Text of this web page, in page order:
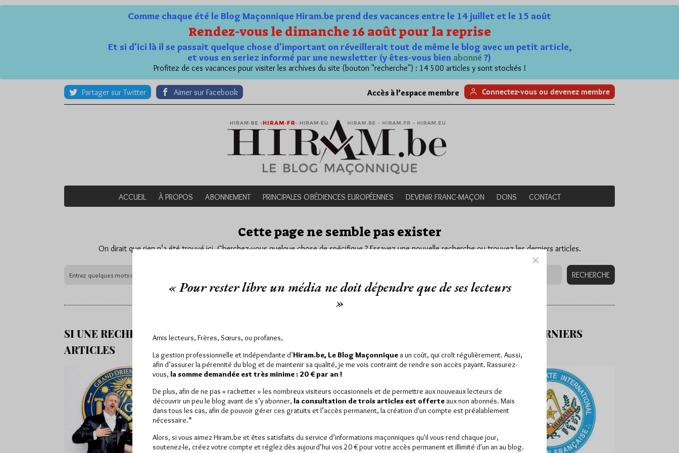
Comme chaque été le Blog Maçonnique Hiram.be prend des vacances entre le 14 juillet et le 15 août
Rendez-vous le dimanche 16 août pour la reprise
Et si d'ici là il se passait quelque chose d'important on réveillerait tout de même le blog avec un petit article,
et vous en seriez informé par une newsletter (y êtes-vous bien abonné ?)
Profitez de ces vacances pour visiter les archives du site (bouton "recherche") : 14 500 articles y sont stockés !
Partager sur Twitter Aimer sur Facebook Accès à l’espace membre Connectez-vous ou devenez membre
ACCUEIL À PROPOS ABONNEMENT PRINCIPALES OBÉDIENCES EUROPÉENNES DEVENIR FRANC-MAÇON DONS CONTACT
Cette page ne semble pas exister
On dirait que rien n’a été trouvé ici. Cherchez-vous quelque chose de spécifique ? Essayez une nouvelle recherche ou trouvez les derniers articles.
SI UNE RECHERCHE NE VOUS FOURNIT PAS LES BONNES INFORMATIONS, DÉCOUVREZ NOS DERNIERS
ARTICLES
« Pour rester libre un média ne doit dépendre que de ses lecteurs
»
Amis lecteurs, Frères, Sœurs, ou profanes,
La gestion professionnelle et indépendante d’Hiram.be, Le Blog Maçonnique a un coût, qui croît régulièrement. Aussi,
afin d’assurer la pérennité du blog et de maintenir sa qualité, je me vois contraint de rendre son accès payant. Rassurez-
vous, la somme demandée est très minime : 20 € par an !
De plus, afin de ne pas « racketter » les nombreux visiteurs occasionnels et de permettre aux nouveaux lecteurs de
découvrir un peu le blog avant de s’y abonner, la consultation de trois articles est offerte aux non abonnés. Mais
dans tous les cas, afin de pouvoir gérer ces gratuits et l’accès permanent, la création d'un compte est préalablement
nécessaire.*
Alors, si vous aimez Hiram.be et êtes satisfaits du service d’informations maçonniques qu'il vous rend chaque jour,
soutenez-le, créez votre compte et réglez dès aujourd’hui vos 20 € pour votre accès permanent et illimité d'un an au blog.